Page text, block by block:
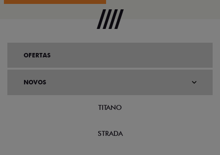
OFERTAS
NOVOS
TITANO
STRADA